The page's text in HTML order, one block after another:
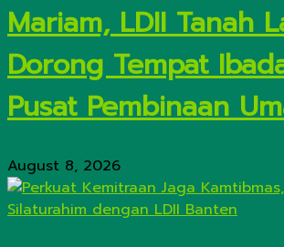
Mariam, LDII Tanah
Dorong Tempat
Pusat Pembinaan
August 8, 2026